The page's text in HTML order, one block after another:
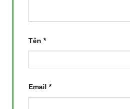
Tên *
Email *